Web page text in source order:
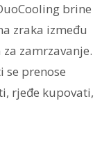
brine
zraka između
zamrzavanje.
se prenose
rjeđe kupovati,